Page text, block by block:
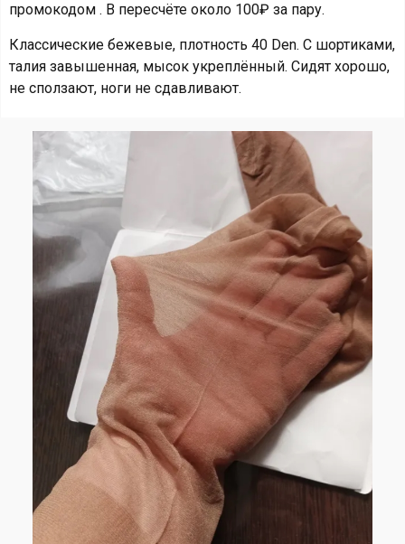
промокодом . В пересчёте около 100₽ за пару.
Классические бежевые, плотность 40 Den. С шортиками,
талия завышенная, мысок укреплённый. Сидят хорошо,
не сползают, ноги не сдавливают.